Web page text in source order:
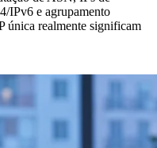
IPv6 e agrupamento
única realmente significam